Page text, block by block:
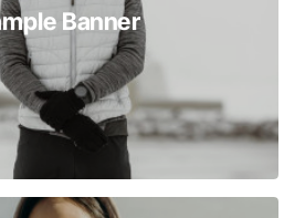
Banner